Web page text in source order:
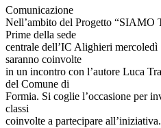
Comunicazione
Nell’ambito del Progetto
Prime della sede
centrale dell’IC Alighieri mercoledì
saranno coinvolte
in un incontro con l’autore Luca
del Comune di
Formia. Si coglie l’occasione per
classi
coinvolte a partecipare all’iniziativa.